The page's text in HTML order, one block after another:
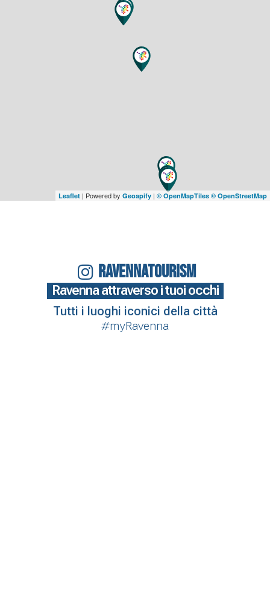
Leaflet | Powered by Geoapify | © OpenMapTiles © OpenStreetMap
RAVENNATOURISM
Ravenna attraverso i tuoi occhi
Tutti i luoghi iconici della città
#myRavenna